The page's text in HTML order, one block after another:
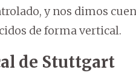
y nos dimos
de forma vertical.
de Stuttgart